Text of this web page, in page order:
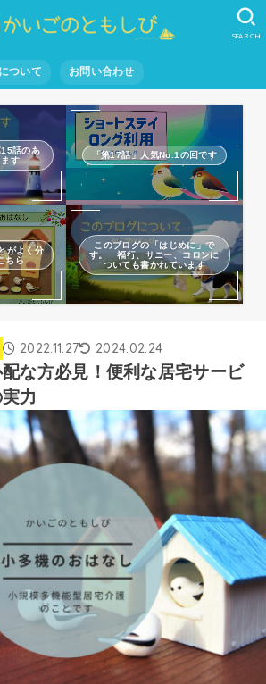
ついて お問い合わせ
SEARCH
話のあ
す
「第17話」人気No.1の回です
がよく分
ちら
このブログの「はじめに」で
す。 福行、サニー、コロンに
ついても書かれています
2022.11.27 2024.02.24
な方必見！便利な居宅サービ
力